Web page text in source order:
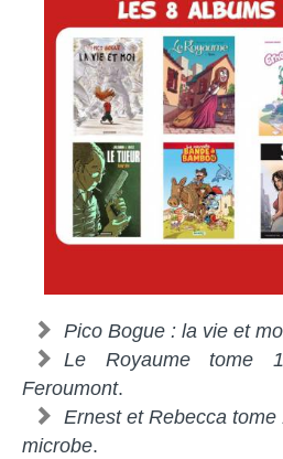
Pico Bogue : la vie et
Le Royaume tome
Feroumont.
Ernest et Rebecca
microbe.